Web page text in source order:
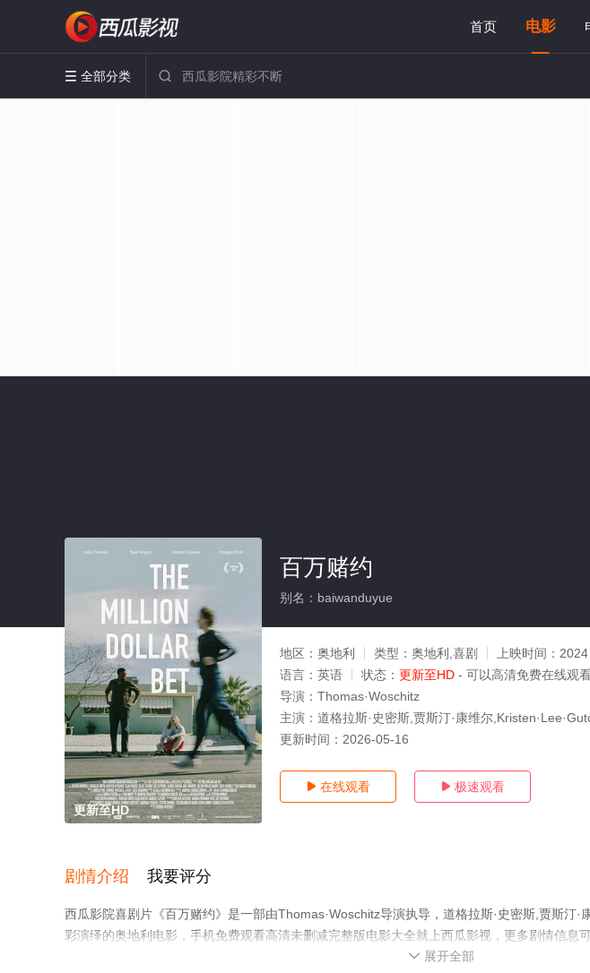
首页 电影
 全部分类 
更新至HD
百万赌约
别名：baiwanduyue
地区： 奥地利 类型： 奥地利,喜剧 上映时间： 2024
语言： 英语 状态： 更新至HD - 可以高清免费在线观
导演： Thomas·Woschitz
主演： 道格拉斯·史密斯,贾斯汀·康维尔
更新时间： 2026-05-16
 在线观看  极速观看
剧情介绍 我要评分
西瓜影院喜剧片《百万赌约》是一部由Thomas·Woschitz导演执导，道格拉斯·史密斯,贾斯汀·
彩演绎的奥地利电影，手机免费观看高清未删减完整版电影大全就上西瓜影视，更多剧情信息
 展开全部